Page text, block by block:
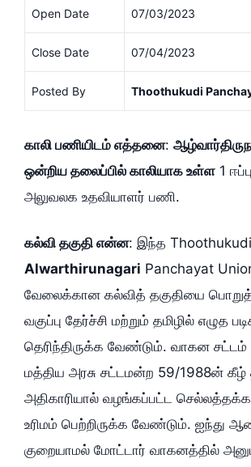
Open Date 07/03/2023
Close Date 07/04/2023
Posted By Thoothukudi
காலி பணியிடம் எத்தனை:
ஒன்றிய தலைப்பில் காலியாக உள்ள 1
அலுவலக உதவியாளர் பணி.
கல்வி தகுதி என்ன: இந்த Thoothukudi
Alwarthirunagari Panchayat
வேலைக்கான கல்வித் தகுதியை
வகுப்பு தேர்ச்சி மற்றும் தமிழில் எழுத
தெரிந்திருக்க வேண்டும். வாகன சட்டம்
மத்திய அரசு சட்டமன்ற 59/1988ன் கீழ்
அதிகாரியால் வழங்கப்பட்ட
உரிமம் பெற்றிருக்க வேண்டும். ஐந்து
குறையாமல் மோட்டார் வாகனத்தில்